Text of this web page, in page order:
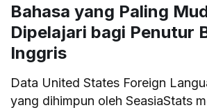
Bahasa yang Paling
Dipelajari bagi Penutur
Inggris
Data United States Foreign
yang dihimpun oleh SeasiaStats